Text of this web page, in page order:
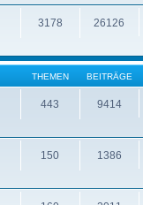
3178 26126
THEMEN BEITRÄGE
443 9414
150 1386